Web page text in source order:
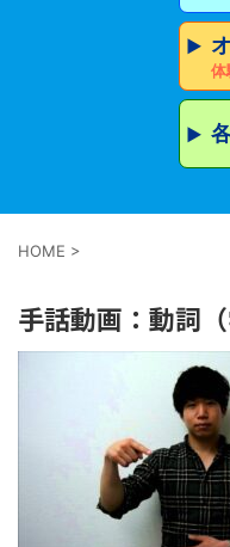
▶︎
体
▶︎
HOME >
手話動画：動詞